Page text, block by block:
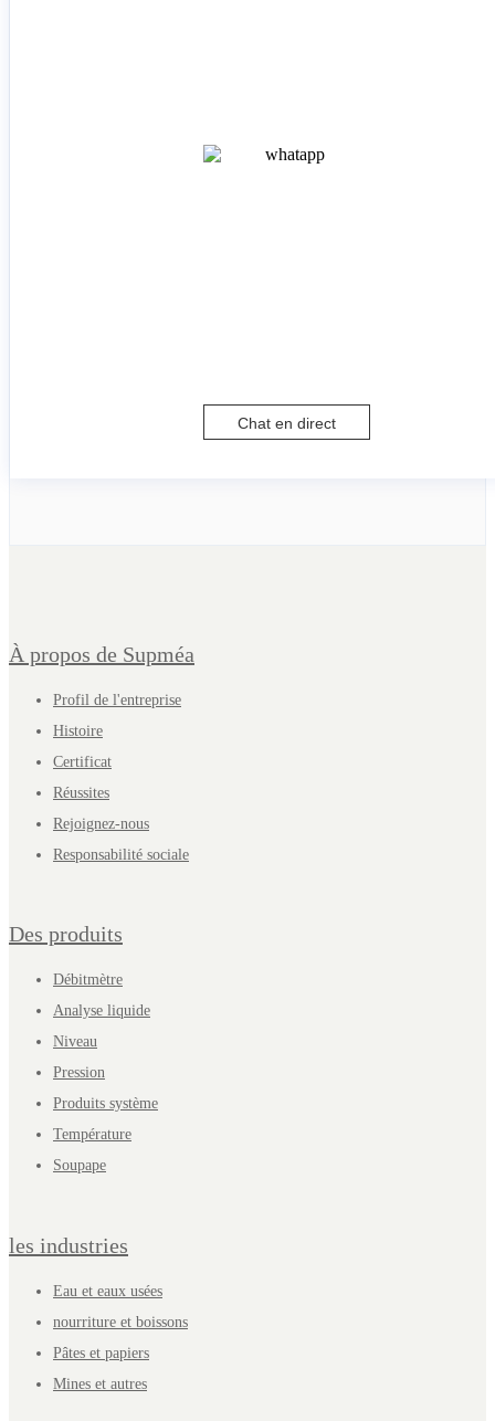
Chat en direct
À propos de Supméa
Profil de l'entreprise
Histoire
Certificat
Réussites
Rejoignez-nous
Responsabilité sociale
Des produits
Débitmètre
Analyse liquide
Niveau
Pression
Produits système
Température
Soupape
les industries
Eau et eaux usées
nourriture et boissons
Pâtes et papiers
Mines et autres